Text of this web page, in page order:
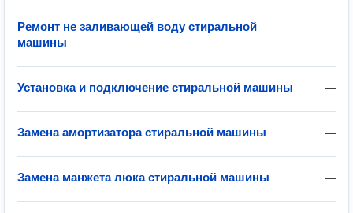
—
Ремонт не заливающей воду стиральной
машины
—
Установка и подключение стиральной машины
—
Замена амортизатора стиральной машины
—
Замена манжета люка стиральной машины